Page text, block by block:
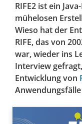
RIFE2 ist ein
mühelosen
Wieso hat der
RIFE, das von
war, wieder ins
Interview
Entwicklung von